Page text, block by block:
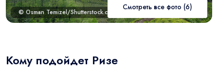
© Osman Temizel/Shutterstock.com
Смотреть все фото (6)
Кому подойдет Ризе